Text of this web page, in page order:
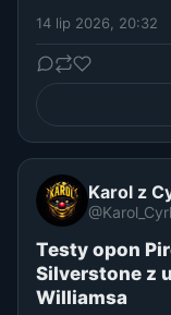
14 lip 2026, 20:32
Karol z
Testy opon
Silverstone z
Williamsa